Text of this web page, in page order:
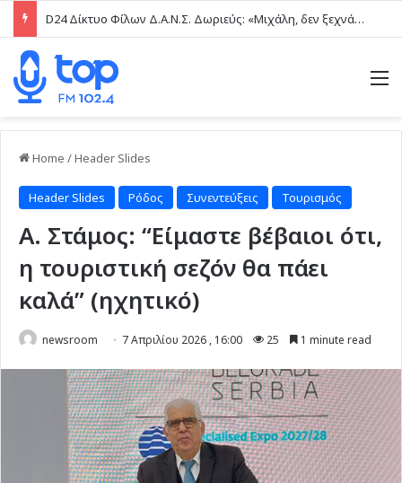
D24 Δίκτυο Φίλων Δ.Α.Ν.Σ. Δωριεύς: «Μιχάλη, δεν ξεχνάμε – Η βία δεν είναι μαγκιά»
Home /Header Slides
Header Slides Ρόδος Συνεντεύξεις Τουρισμός
Α. Στάμος: “Είμαστε βέβαιοι ότι,
η τουριστική σεζόν θα πάει
καλά” (ηχητικό)
newsroom 7 Απριλίου 2026 , 16:00 25 1 minute read